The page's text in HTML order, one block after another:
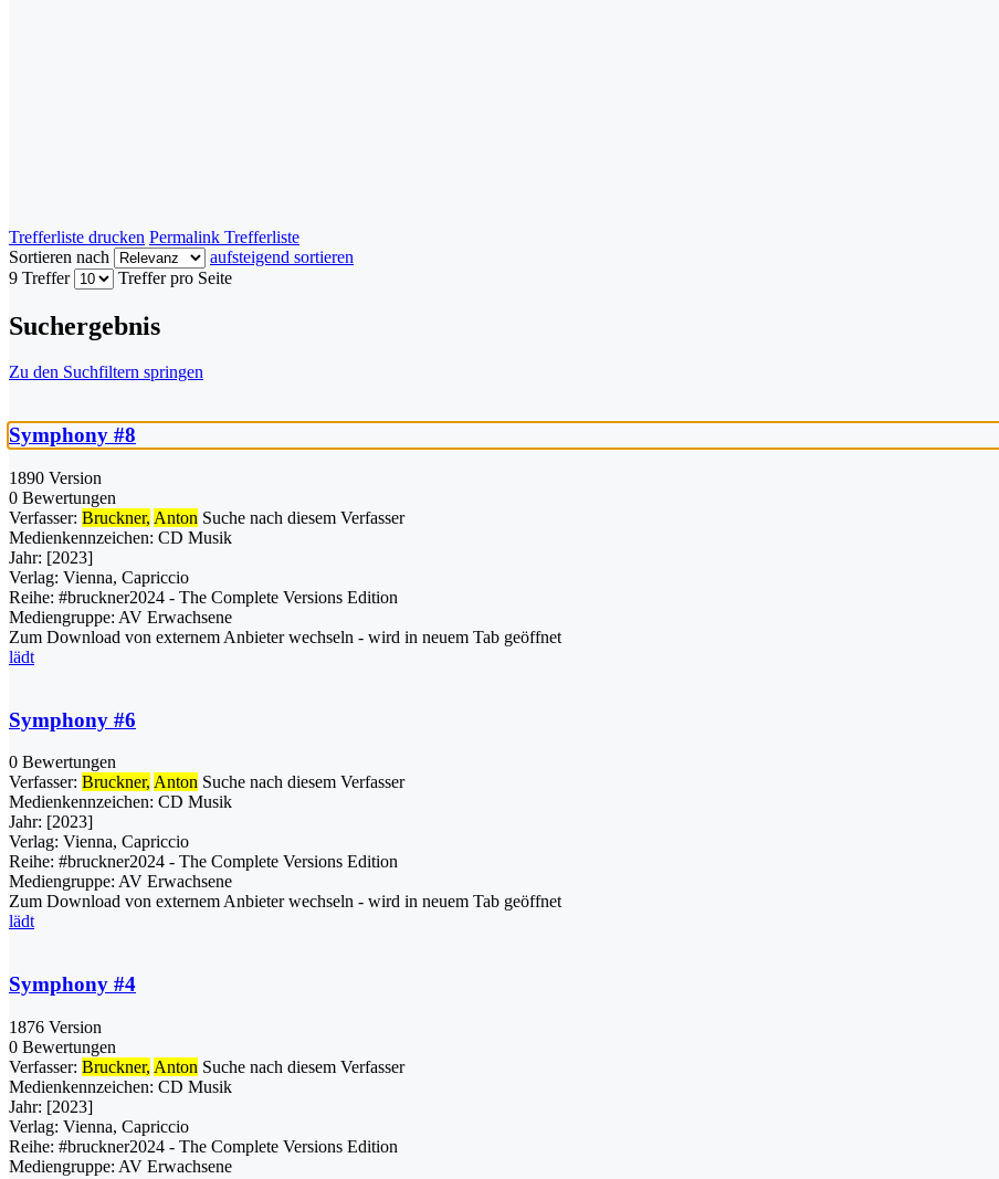
Trefferliste drucken Permalink Trefferliste
Sortieren nach
aufsteigend sortieren
9 Treffer
Treffer pro Seite
Suchergebnis
Zu den Suchfiltern springen
Symphony #8
1890 Version
0 Bewertungen
Verfasser: Bruckner, Anton Suche nach diesem Verfasser
Medienkennzeichen: CD Musik
Jahr: [2023]
Verlag: Vienna, Capriccio
Reihe: #bruckner2024 - The Complete Versions Edition
Mediengruppe: AV Erwachsene
Zum Download von externem Anbieter wechseln - wird in neuem Tab geöffnet
lädt
Symphony #6
0 Bewertungen
Verfasser: Bruckner, Anton Suche nach diesem Verfasser
Medienkennzeichen: CD Musik
Jahr: [2023]
Verlag: Vienna, Capriccio
Reihe: #bruckner2024 - The Complete Versions Edition
Mediengruppe: AV Erwachsene
Zum Download von externem Anbieter wechseln - wird in neuem Tab geöffnet
lädt
Symphony #4
1876 Version
0 Bewertungen
Verfasser: Bruckner, Anton Suche nach diesem Verfasser
Medienkennzeichen: CD Musik
Jahr: [2023]
Verlag: Vienna, Capriccio
Reihe: #bruckner2024 - The Complete Versions Edition
Mediengruppe: AV Erwachsene